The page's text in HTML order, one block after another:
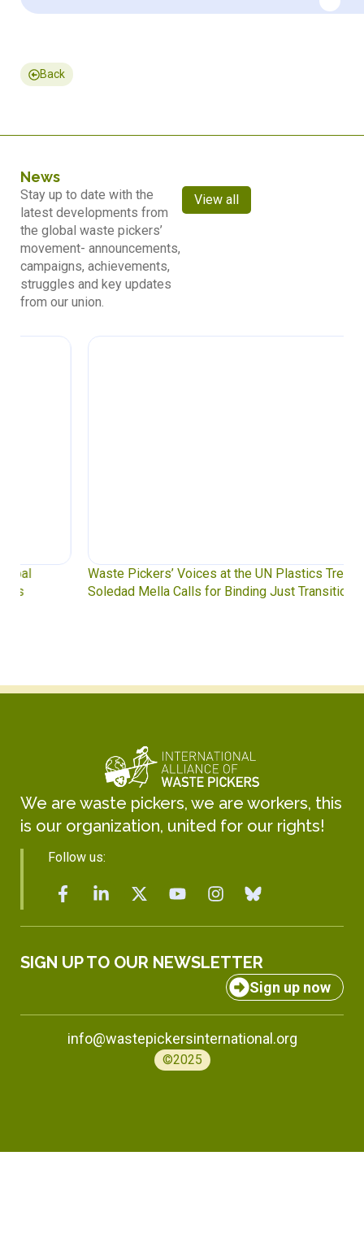
Back
News
Stay up to date with the
latest developments from
the global waste pickers’
movement- announcements,
campaigns, achievements,
struggles and key updates
from our union.
View all
Waste Pickers’ Voices at the UN Plastics Treaty:
Soledad Mella Calls for Binding Just Transition
We are waste pickers, we are workers, this
is our organization, united for our rights!
Follow us:
SIGN UP TO OUR NEWSLETTER
Sign up now
info@wastepickersinternational.org
©2025